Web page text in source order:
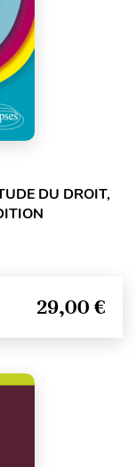
DU DROIT,
29,00 €